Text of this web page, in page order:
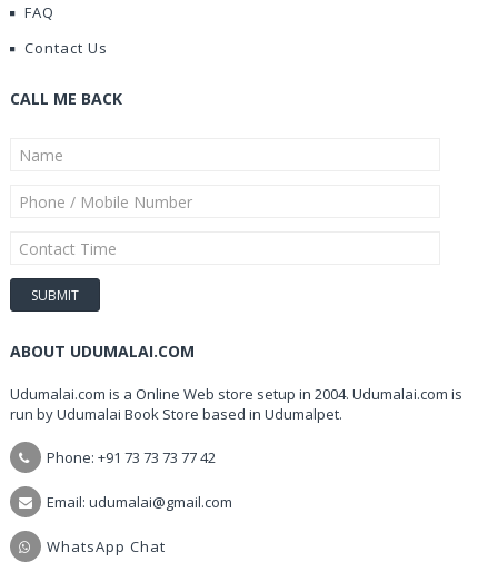
FAQ
Contact Us
CALL ME BACK
ABOUT UDUMALAI.COM
Udumalai.com is a Online Web store setup in 2004. Udumalai.com is
run by Udumalai Book Store based in Udumalpet.
Phone: +91 73 73 73 77 42
Email: udumalai@gmail.com
WhatsApp Chat